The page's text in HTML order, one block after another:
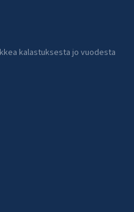
kalastuksesta jo vuodesta